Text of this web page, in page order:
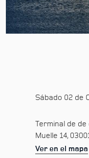
Sábado 02 de
Terminal de
Muelle 14,
Ver en el mapa